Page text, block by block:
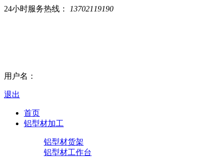
24小时服务热线： 13702119190
用户名：
退出
首页
铝型材加工
铝型材货架
铝型材工作台